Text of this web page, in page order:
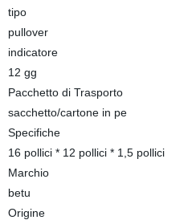
tipo
pullover
indicatore
12 gg
Pacchetto di Trasporto
sacchetto/cartone in pe
Specifiche
16 pollici * 12 pollici * 1,5 pollici
Marchio
betu
Origine